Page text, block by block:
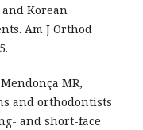
Korean
Am J Orthod
MR,
and orthodontists
and short-face